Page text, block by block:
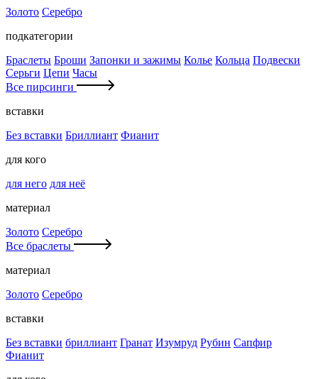
Золото Серебро
подкатегории
Браслеты Броши Запонки и зажимы Колье Кольца Подвески
Серьги Цепи Часы
Все пирсинги
вставки
Без вставки Бриллиант Фианит
для кого
для него для неё
материал
Золото Серебро
Все браслеты
материал
Золото Серебро
вставки
Без вставки бриллиант Гранат Изумруд Рубин Сапфир
Фианит